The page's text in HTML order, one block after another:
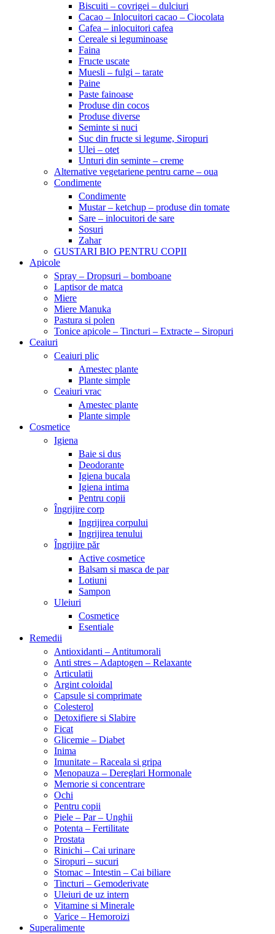
Biscuiti – covrigei – dulciuri
Cacao – Inlocuitori cacao – Ciocolata
Cafea – inlocuitori cafea
Cereale si leguminoase
Faina
Fructe uscate
Muesli – fulgi – tarate
Paine
Paste fainoase
Produse din cocos
Produse diverse
Seminte si nuci
Suc din fructe si legume, Siropuri
Ulei – otet
Unturi din seminte – creme
Alternative vegetariene pentru carne – oua
Condimente
Condimente
Mustar – ketchup – produse din tomate
Sare – inlocuitori de sare
Sosuri
Zahar
GUSTARI BIO PENTRU COPII
Apicole
Spray – Dropsuri – bomboane
Laptisor de matca
Miere
Miere Manuka
Pastura si polen
Tonice apicole – Tincturi – Extracte – Siropuri
Ceaiuri
Ceaiuri plic
Amestec plante
Plante simple
Ceaiuri vrac
Amestec plante
Plante simple
Cosmetice
Igiena
Baie si dus
Deodorante
Igiena bucala
Igiena intima
Pentru copii
Îngrijire corp
Ingrijirea corpului
Ingrijirea tenului
Îngrijire păr
Active cosmetice
Balsam si masca de par
Lotiuni
Sampon
Uleiuri
Cosmetice
Esentiale
Remedii
Antioxidanti – Antitumorali
Anti stres – Adaptogen – Relaxante
Articulatii
Argint coloidal
Capsule si comprimate
Colesterol
Detoxifiere si Slabire
Ficat
Glicemie – Diabet
Inima
Imunitate – Raceala si gripa
Menopauza – Dereglari Hormonale
Memorie si concentrare
Ochi
Pentru copii
Piele – Par – Unghii
Potenta – Fertilitate
Prostata
Rinichi – Cai urinare
Siropuri – sucuri
Stomac – Intestin – Cai biliare
Tincturi – Gemoderivate
Uleiuri de uz intern
Vitamine si Minerale
Varice – Hemoroizi
Superalimente